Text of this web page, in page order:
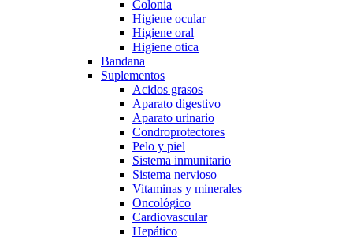
Colonia
Higiene ocular
Higiene oral
Higiene otica
Bandana
Suplementos
Acidos grasos
Aparato digestivo
Aparato urinario
Condroprotectores
Pelo y piel
Sistema inmunitario
Sistema nervioso
Vitaminas y minerales
Oncológico
Cardiovascular
Hepático